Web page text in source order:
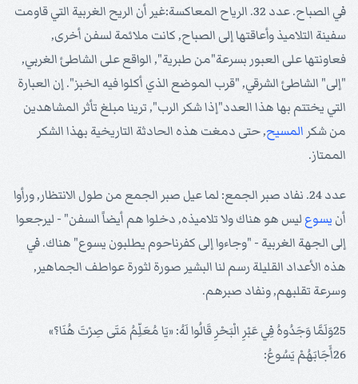
في الصباح. عدد 32. الرياح المعاكسة:غير أن الريح الغربية التي قاومت
سفينة التلاميذ وأعاقتها إلى الصباح, كانت ملائمة لسفن أخرى,
فعاونتها على العبور بسرعة"من طبرية", الواقع على الشاطئ الغربي,
"إلى" الشاطئ الشرقي, "قرب الموضع الذي أكلوا فيه الخبز". إن العبارة
التي يختتم بها هذا العدد"إذا شكر الرب", ترينا مبلغ تأثر المشاهدين
من شكر المسيح, حتى دمغت هذه الحادثة التاريخية بهذا الشكر
الممتاز.
عدد 24. نفاد صبر الجمع: لما عيل صبر الجمع من طول الانتظار, ورأوا
أن يسوع ليس هو هناك ولا تلاميذه, دخلوا هم أيضاً السفن" - ليرجعوا
إلى الجهة الغربية - "وجاءوا إلى كفرناحوم يطلبون يسوع" هناك. في
هذه الأعداد القليلة رسم لنا البشير صورة لثورة عواطف الجماهير,
وسرعة تقلبهم, ونفاد صبرهم.
25وَلَمَّا وَجَدُوهُ فِي عَبْرِ الْبَحْرِ قَالُوا لَهُ: «يَا مُعَلِّمُ مَتَى صِرْتَ هُنَا؟»
26أَجَابَهُمْ يَسُوعُ: